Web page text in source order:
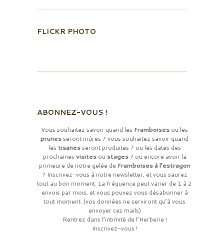
FLICKR PHOTO
ABONNEZ-VOUS !
Vous souhaitez savoir quand les framboises ou les
prunesseront mûres ? vous souhaitez savoir quand
les tisanesseront produites ? ou les dates des
prochaines visitesou stages? ou encore avoir la
primeure de notre gelée de framboises à l’estragon
? Inscrivez-vous à notre newsletter, et vous saurez
tout au bon moment. La fréquence peut varier de 1 à 2
envois par mois, et vous pouvez vous désabonner à
tout moment. (vos données ne serviront qu’à vous
envoyer ces mails)
Rentrez dans l’intimité de l’Herberie !
Inscrivez-vous !